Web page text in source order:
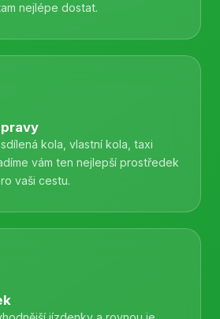
nejlépe dostat.
kola, vlastní kola, taxi
vám ten nejlepší prostředek
vaši cestu.